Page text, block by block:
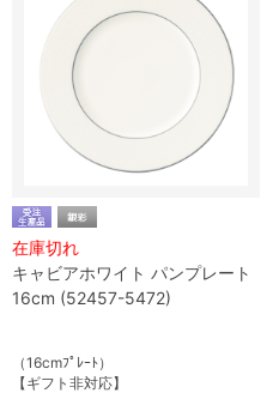
在庫切れ
キャビアホワイト パンプレート
16cm (52457-5472)
（16cmﾌﾟﾚｰﾄ）
【ギフト非対応】